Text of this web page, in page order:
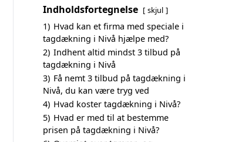
Indholdsfortegnelse skjul
1) Hvad kan et firma med speciale i
tagdækning i Nivå hjælpe med?
2) Indhent altid mindst 3 tilbud på
tagdækning i Nivå
3) Få nemt 3 tilbud på tagdækning i
Nivå, du kan være tryg ved
4) Hvad koster tagdækning i Nivå?
5) Hvad er med til at bestemme
prisen på tagdækning i Nivå?